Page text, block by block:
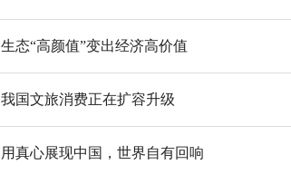
生态“高颜值”变出经济高价值
我国文旅消费正在扩容升级
用真心展现中国，世界自有回响